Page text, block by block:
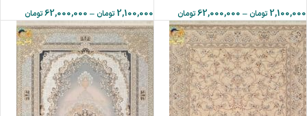
2,100,000 تومان–
62,000,000تومان 2,100,000 تومان –
62,000,000 تومان